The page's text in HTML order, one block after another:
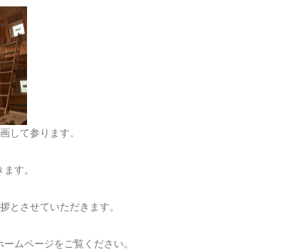
して参ります。
す。
とさせていただきます。
ムページをご覧ください。